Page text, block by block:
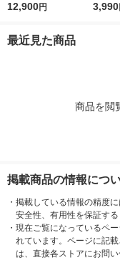
幅 小 幅86x奥行39.5x
12,900円
トッカ
3,990
最近見た商品
商品を閲
掲載商品の情報につ
・ 掲載している情報の精度
安全性、有用性を保証する
・ 現在ご覧になっているペ
れています。ページに記
は、直接各ストアにお問い